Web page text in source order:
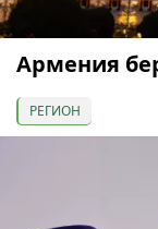
Армения
РЕГИОН